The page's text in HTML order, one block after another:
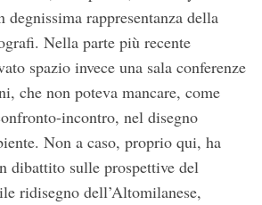
rappresentanza della
Nella parte più recente
spazio invece una sala conferenze
che non poteva mancare, come
incontro, nel disegno
Non a caso, proprio qui, ha
dibattito sulle prospettive del
ridisegno dell’Altomilanese,